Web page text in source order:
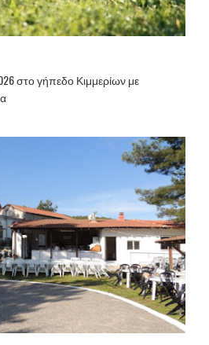
στο γήπεδο Κιμμερίων με